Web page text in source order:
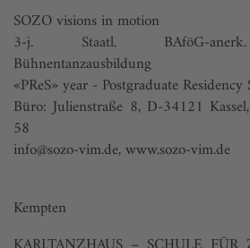
SOZO visions in motion
3-j. Staatl. BAföG-anerk.
Bühnentanzausbildung
«PReS» year - Postgraduate
Büro: Julienstraße 8, D-34121
58
info@sozo-vim.de,www.sozo-vim.de
Kempten